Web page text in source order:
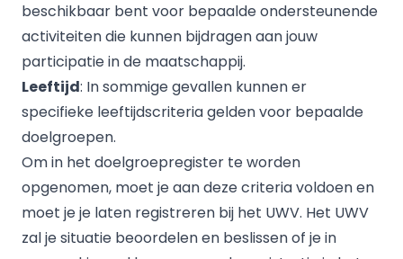
beschikbaar bent voor bepaalde ondersteunende
activiteiten die kunnen bijdragen aan jouw
participatie in de maatschappij.
Leeftijd: In sommige gevallen kunnen er
specifieke leeftijdscriteria gelden voor bepaalde
doelgroepen.
Om in het doelgroepregister te worden
opgenomen, moet je aan deze criteria voldoen en
moet je je laten registreren bij het UWV. Het UWV
zal je situatie beoordelen en beslissen of je in